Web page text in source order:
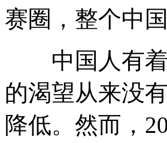
赛圈，整个中
中国人有着
的渴望从来没
降低。然而，